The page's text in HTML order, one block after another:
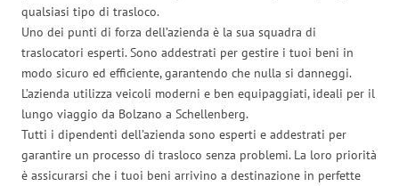
qualsiasi tipo di trasloco.
Uno dei punti di forza dell’azienda è la sua squadra di
traslocatori esperti. Sono addestrati per gestire i tuoi beni in
modo sicuro ed efficiente, garantendo che nulla si danneggi.
L’azienda utilizza veicoli moderni e ben equipaggiati, ideali per il
lungo viaggio da Bolzano a Schellenberg.
Tutti i dipendenti dell’azienda sono esperti e addestrati per
garantire un processo di trasloco senza problemi. La loro priorità
è assicurarsi che i tuoi beni arrivino a destinazione in perfette